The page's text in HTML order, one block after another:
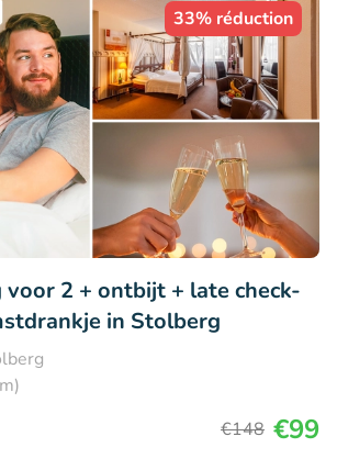
33% réduction
2 + ontbijt + late check-
in Stolberg
€148 €99